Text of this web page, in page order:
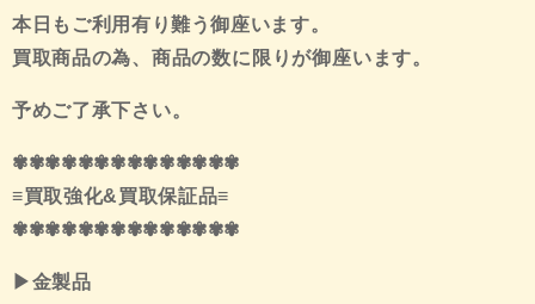
本日もご利用有り難う御座います。
買取商品の為、商品の数に限りが御座います。
予めご了承下さい。
✾✾✾✾✾✾✾✾✾✾✾✾✾✾
≡買取強化&買取保証品≡
✾✾✾✾✾✾✾✾✾✾✾✾✾✾
▶金製品